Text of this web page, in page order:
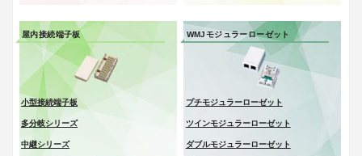
屋内接続端子板
小型接続端子板
多分岐シリーズ
中継シリーズ
WMJモジュラーローゼット
プチモジュラーローゼット
ツインモジュラーローゼット
ダブルモジュラーローゼット